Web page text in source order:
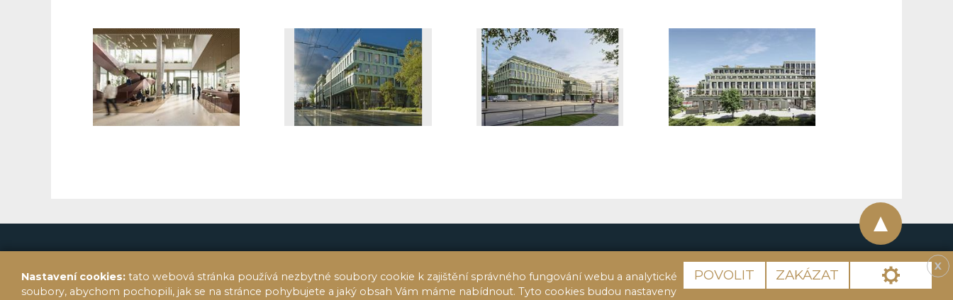
© 2020 FF Reality 2014, s.r.o. Cookies
X
Nastavení cookies: tato webová stránka používá nezbytné soubory cookie k zajištění správného fungování webu a analytické
soubory, abychom pochopili, jak se na stránce pohybujete a jaký obsah Vám máme nabídnout. Tyto cookies budou nastaveny
POVOLIT ZAKÁZAT